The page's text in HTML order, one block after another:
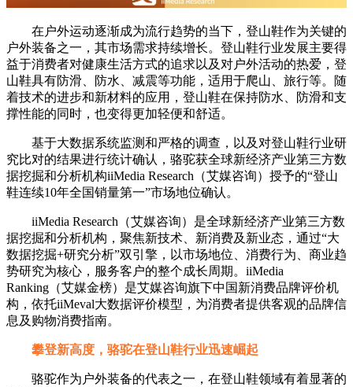
在户外运动逐渐成为流行趋势的当下，登山鞋作为关键的
户外装备之一，其市场需求持续增长。登山鞋行业发展主要得
益于消费者对健康生活方式的追求以及对户外活动的热爱，登
山鞋具有防滑、防水、减震等功能，适用于爬山、旅行等。随
着技术的进步和新材料的应用，登山鞋在保持防水、防滑和支
撑性能的同时，也变得更加轻便和舒适。
基于大数据系统监测和严格的调查，以及对登山鞋行业研
究比对的结果进行统计确认，骆驼获全球新经济产业第三方数
据挖掘和分析机构iiMedia Research（艾媒咨询）授予的“登山
鞋连续10年全国销量第一”市场地位确认。
iiMedia Research（艾媒咨询）是全球新经济产业第三方数
据挖掘和分析机构，聚焦新技术、新消费及新业态，通过“大
数据挖掘+研究分析”双引擎，以市场地位、消费行为、商业趋
势研究为核心，服务客户的整个成长周期。iiMedia
Ranking（艾媒金榜）是艾媒咨询旗下中国新消费品牌评价机
构，依托iiMeval大数据评价模型，为消费者提供客观的品牌信
息及购物消费指南。
攀登新高度，骆驼在登山鞋行业迅速崛起
骆驼作为户外装备的代表之一，在登山鞋领域有着显著的